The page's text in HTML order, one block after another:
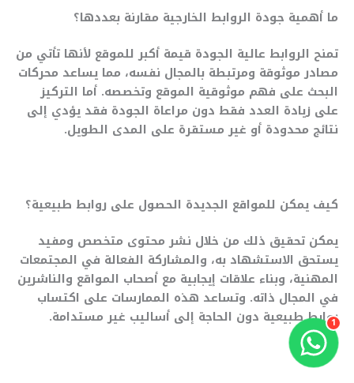
ما أهمية جودة الروابط الخارجية مقارنة بعددها؟
تمنح الروابط عالية الجودة قيمة أكبر للموقع لأنها تأتي من
مصادر موثوقة ومرتبطة بالمجال نفسه، مما يساعد محركات
البحث على فهم موثوقية الموقع وتخصصه. أما التركيز
على زيادة العدد فقط دون مراعاة الجودة فقد يؤدي إلى
نتائج محدودة أو غير مستقرة على المدى الطويل.
كيف يمكن للمواقع الجديدة الحصول على روابط طبيعية؟
يمكن تحقيق ذلك من خلال نشر محتوى متخصص ومفيد
يستحق الاستشهاد به، والمشاركة الفعالة في المجتمعات
المهنية، وبناء علاقات إيجابية مع أصحاب المواقع والناشرين
في المجال ذاته. وتساعد هذه الممارسات على اكتساب
روابط طبيعية دون الحاجة إلى أساليب غير مستدامة.
1